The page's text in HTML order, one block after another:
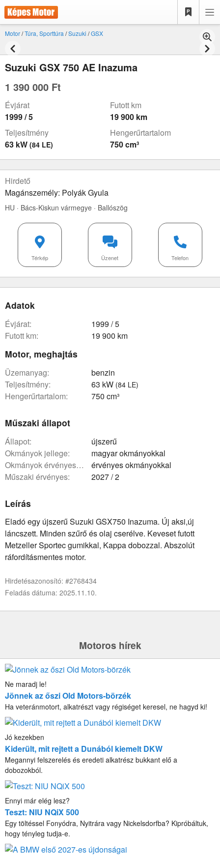
Motor/Túra, Sporttúra /Suzuki /GSX
Suzuki GSX 750 AE Inazuma
1 390 000 Ft
Évjárat
1999 / 5
Futott km
19 900 km
Teljesítmény
63 kW (84 LE)
Hengerűrtartalom
750 cm³
Hirdető
Magánszemély: Polyák Gyula
HU · Bács-Kiskun vármegye · Ballószög
Telefon
Üzenet
Térkép
Adatok
évjárat:
1999 / 5
futott km:
19 900 km
Motor, meghajtás
üzemanyag:
benzin
teljesítmény:
63 kW (84 LE)
hengerűrtartalom: 750 cm³
Műszaki állapot
állapot:
újszerű
okmányok jellege:
magyar okmányokkal
okmányok érvényessége:
érvényes okmányokkal
műszaki érvényes:
2027 / 2
Leírás
Eladó egy újszerű Suzuki GSX750 Inazuma. Új aksi,új
láncszett. Minden szűrő és olaj cserélve. Keveset futott
Metzeller Sportec gumikkal, Kappa dobozzal. Abszolút
ráfordításmentes motor.
Hirdetésazonosító: #2768434
Feladás dátuma: 2025.11.10.
Motoros hírek
Ne maradj le!
Jönnek az őszi Old Motors-börzék
Ha veteránmotort, alkatrészt vagy régiséget keresel, ne hagyd ki!
Jó kezekben
Kiderült, mit rejtett a Dunából kiemelt DKW
Megannyi felszerelés és eredeti alkatrész bukkant elő a
dobozokból.
Ennyi már elég lesz?
Teszt: NIU NQiX 500
Egy töltéssel Fonyódra, Nyitrára vagy Nickelsdorfba? Kipróbáltuk,
hogy tényleg tudja-e.